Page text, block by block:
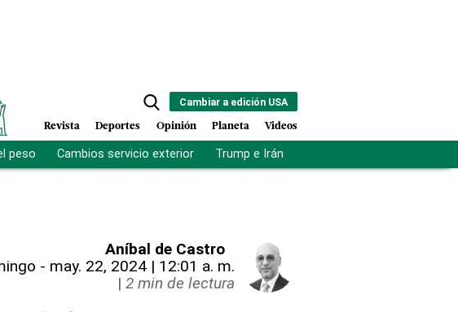
Cambiar a edición USA
Revista Deportes Opinión Planeta Videos
peso Cambios servicio exterior Trump e Irán
Aníbal de Castro
- may. 22, 2024 | 12:01 a. m.
| 2 min de lectura